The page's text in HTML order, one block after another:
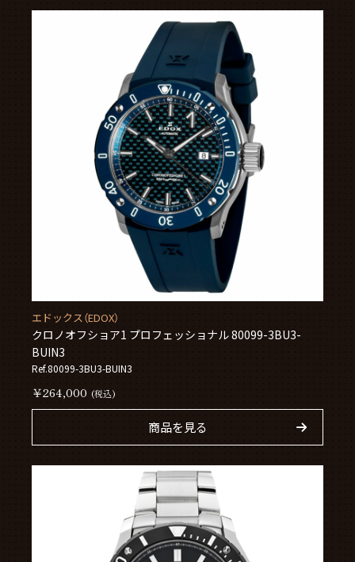
エドックス（EDOX）
クロノオフショア1 プロフェッショナル 80099-3BU3-
BUIN3
Ref.80099-3BU3-BUIN3
￥264,000 (税込)
商品を見る